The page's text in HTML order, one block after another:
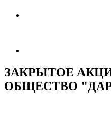
ЗАКРЫТОЕ
ОБЩЕСТВО